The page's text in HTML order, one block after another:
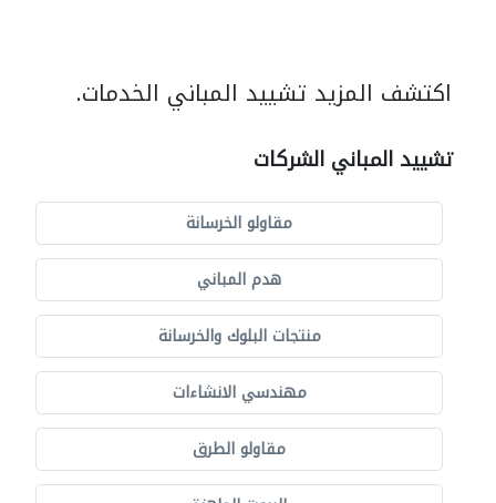
اكتشف المزيد تشييد المباني الخدمات.
تشييد المباني الشركات
مقاولو الخرسانة
هدم المباني
منتجات البلوك والخرسانة
مهندسي الانشاءات
مقاولو الطرق